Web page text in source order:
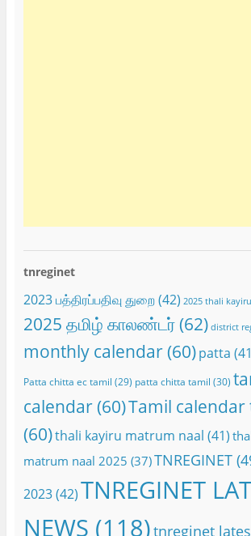
tnreginet
2023 பத்திரப்பதிவு துறை(42) 2025 thali
2025 தமிழ் காலண்டர்(62) district
monthly calendar(60) patta
Patta chitta ec tamil (29) patta chitta tamil (30)
calendar(60)Tamil
(60)thali kayiru matrum naal (41)
matrum naal 2025 (37)TNREGINET
2023(42)TNREGINET
NEWS (118)tnreginet